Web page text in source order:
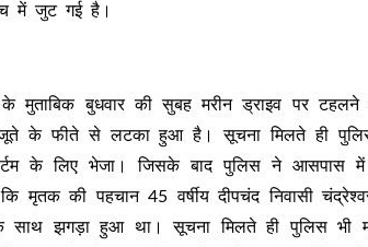
में जुट गई है।
मुताबिक बुधवार की सुबह मरीन ड्राइव पर
के फीते से लटका हुआ है। सूचना मिलते ही
के लिए भेजा। जिसके बाद पुलिस ने आसपास में
कि मृतक की पहचान 45 वर्षीय दीपचंद निवासी
साथ झगड़ा हुआ था। सूचना मिलते ही पुलिस